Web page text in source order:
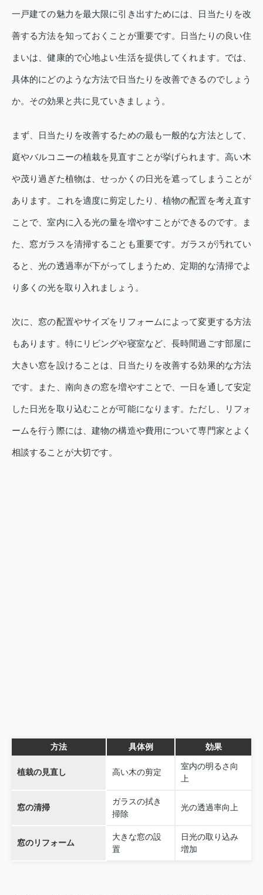
一戸建ての魅力を最大限に引き出すためには、日当たりを改
善する方法を知っておくことが重要です。日当たりの良い住
まいは、健康的で心地よい生活を提供してくれます。では、
具体的にどのような方法で日当たりを改善できるのでしょう
か。その効果と共に見ていきましょう。
まず、日当たりを改善するための最も一般的な方法として、
庭やバルコニーの植栽を見直すことが挙げられます。高い木
や茂り過ぎた植物は、せっかくの日光を遮ってしまうことが
あります。これを適度に剪定したり、植物の配置を考え直す
ことで、室内に入る光の量を増やすことができるのです。ま
た、窓ガラスを清掃することも重要です。ガラスが汚れてい
ると、光の透過率が下がってしまうため、定期的な清掃でよ
り多くの光を取り入れましょう。
次に、窓の配置やサイズをリフォームによって変更する方法
もあります。特にリビングや寝室など、長時間過ごす部屋に
大きい窓を設けることは、日当たりを改善する効果的な方法
です。また、南向きの窓を増やすことで、一日を通して安定
した日光を取り込むことが可能になります。ただし、リフォ
ームを行う際には、建物の構造や費用について専門家とよく
相談することが大切です。
方法 具体例 効果
植栽の見直し 高い木の剪定
室内の明るさ向
上
窓の清掃
ガラスの拭き
掃除
光の透過率向上
窓のリフォーム
大きな窓の設
置
日光の取り込み
増加